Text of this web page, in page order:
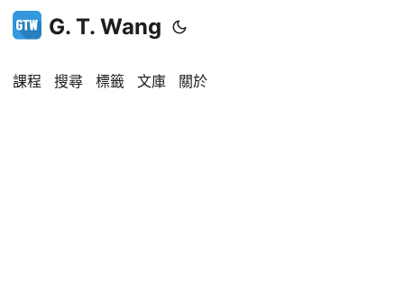
G. T. Wang
課程 搜尋 標籤 文庫 關於